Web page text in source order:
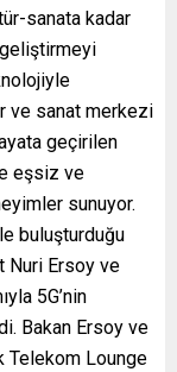
sanata kadar
ve sanat merkezi
geçirilen
eşsiz ve
sunuyor.
buluşturduğu
Nuri Ersoy ve
5G’nin
Bakan Ersoy ve
Telekom Lounge